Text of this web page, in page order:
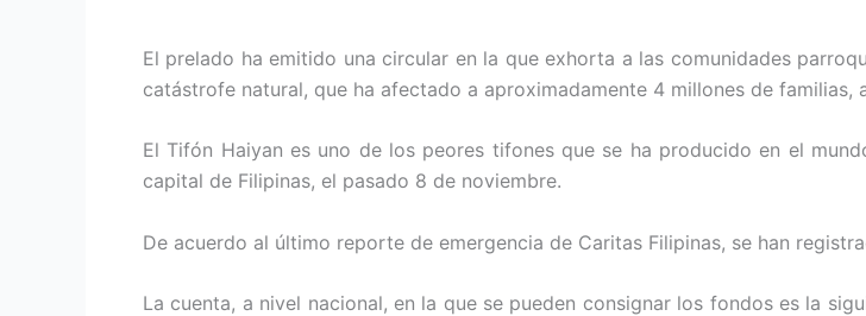
El prelado ha emitido una circular en la que exhorta a las comunidades
catástrofe natural, que ha afectado a aproximadamente 4 millones de familias,
El Tifón Haiyan es uno de los peores tifones que se ha producido en el
capital de Filipinas, el pasado 8 de noviembre.
De acuerdo al último reporte de emergencia de Caritas Filipinas, se han
La cuenta, a nivel nacional, en la que se pueden consignar los fondos es la